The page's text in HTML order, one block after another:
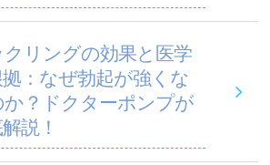
クリングの効果と医学
：なぜ勃起が強くな
か？ドクターポンプが
説！